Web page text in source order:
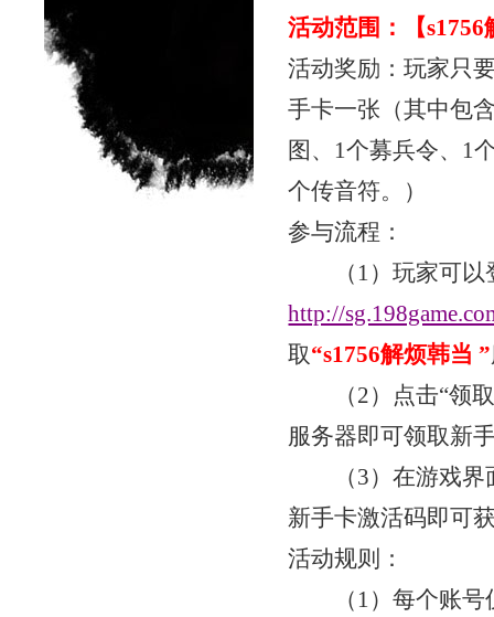
活动范围：【
活动奖励：玩家只
手卡一张（其中包
图、1个募兵令、1
个传音符。）
参与流程：
（ 1）玩家可以
http://
取“s1756解烦韩当”
（2）点击“领
服务器即可领取新
（3）在游戏界
新手卡激活码即可
活动规则：
（ 1）每个账